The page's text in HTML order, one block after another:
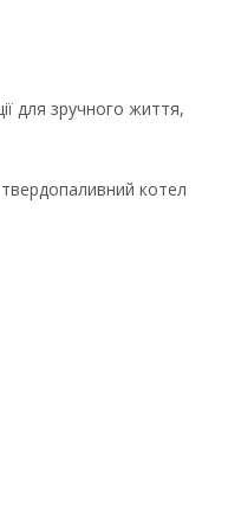
для зручного життя,
котел